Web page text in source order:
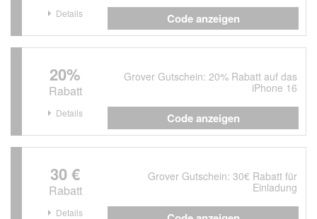
Details Code anzeigen
20%
Rabatt
Grover Gutschein: 20% Rabatt auf das
iPhone 16
Details Code anzeigen
30 €
Rabatt
Grover Gutschein: 30€ Rabatt für
Einladung
Details